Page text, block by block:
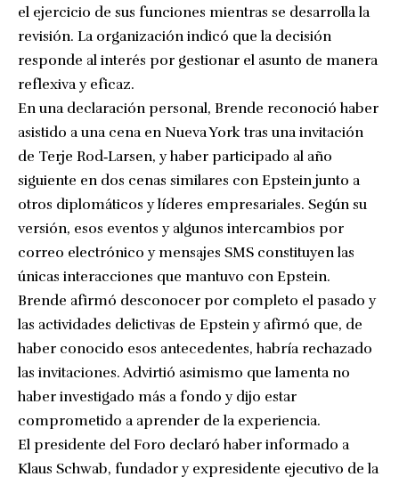
el ejercicio de sus funciones mientras se desarrolla la
revisión. La organización indicó que la decisión
responde al interés por gestionar el asunto de manera
reflexiva y eficaz.
En una declaración personal, Brende reconoció haber
asistido a una cena en Nueva York tras una invitación
de Terje Rod‑Larsen, y haber participado al año
siguiente en dos cenas similares con Epstein junto a
otros diplomáticos y líderes empresariales. Según su
versión, esos eventos y algunos intercambios por
correo electrónico y mensajes SMS constituyen las
únicas interacciones que mantuvo con Epstein.
Brende afirmó desconocer por completo el pasado y
las actividades delictivas de Epstein y afirmó que, de
haber conocido esos antecedentes, habría rechazado
las invitaciones. Advirtió asimismo que lamenta no
haber investigado más a fondo y dijo estar
comprometido a aprender de la experiencia.
El presidente del Foro declaró haber informado a
Klaus Schwab, fundador y expresidente ejecutivo de la